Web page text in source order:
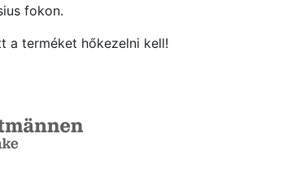
fokon.
a terméket hőkezelni kell!